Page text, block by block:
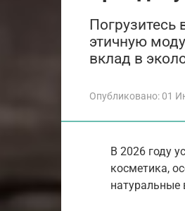
Погрузитесь
этичную
вклад в
Опубликовано: 01
В 2026 году
косметика,
натуральные